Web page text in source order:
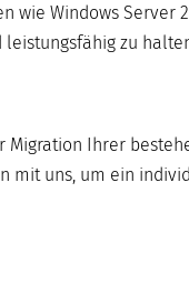
wie Windows Server
leistungsfähig zu
Migration Ihrer
mit uns, um ein